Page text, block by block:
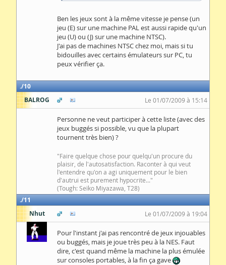
Ben les jeux sont à la même vitesse je pense (un
jeu (E) sur une machine PAL est aussi rapide qu'un
jeu (U) ou (J) sur une machine NTSC).
J'ai pas de machines NTSC chez moi, mais si tu
bidouilles avec certains émulateurs sur PC, tu
peux vérifier ça.
10
BALROG
Le 01/07/2009 à 15:14
Personne ne veut participer à cette liste (avec des
jeux buggés si possible, vu que la plupart
tournent très bien) ?
"Faire quelque chose pour quelqu'un procure du
plaisir, de l'autosatisfaction. Raconter à qui veut
l'entendre qu'on a agi uniquement pour le bien
d'autrui est purement hypocrite..."
(Tough: Seïko Miyazawa, T28)
11
Nhut
Le 01/07/2009 à 19:04
Pour l'instant j'ai pas rencontré de jeux injouables
ou buggés, mais je joue très peu à la NES. Faut
dire, c'est quand même la machine la plus émulée
sur consoles portables, à la fin ça gave